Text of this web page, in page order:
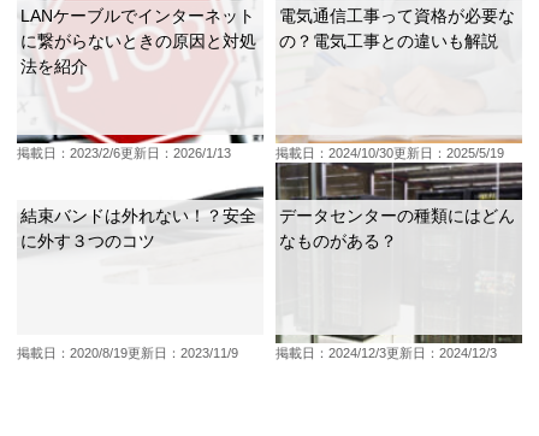
LANケーブルでインターネット
に繋がらないときの原因と対処
法を紹介
掲載日：2023/2/6更新日：2026/1/13
電気通信工事って資格が必要な
の？電気工事との違いも解説
掲載日：2024/10/30更新日：2025/5/19
結束バンドは外れない！？安全
に外す３つのコツ
掲載日：2020/8/19更新日：2023/11/9
データセンターの種類にはどん
なものがある？
掲載日：2024/12/3更新日：2024/12/3